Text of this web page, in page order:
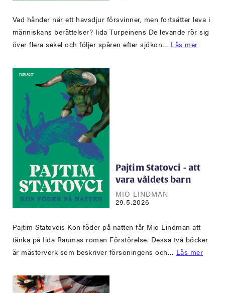
Vad händer när ett havsdjur försvinner, men fortsätter leva i
människans berättelser? Iida Turpeinens De levande rör sig
över flera sekel och följer spåren efter sjökon… Läs mer
Pajtim Statovci - att
vara våldets barn
MIO LINDMAN
29.5.2026
Pajtim Statovcis Kon föder på natten får Mio Lindman att
tänka på Iida Raumas roman Förstörelse. Dessa två böcker
är mästerverk som beskriver försoningens och… Läs mer